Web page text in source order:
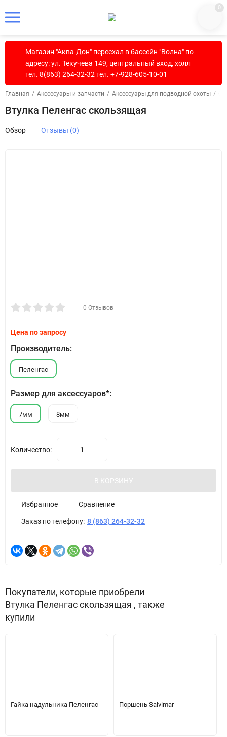
0
Магазин "Аква-Дон" переехал в бассейн "Волна" по
адресу: ул. Текучева 149, центральный вход, холл
тел. 8(863) 264-32-32 тел. +7-928-605-10-01
Главная / Акссесуары и запчасти / Аксессуары для подводной охоты /
Втулка Пеленгас скользящая
Обзор Отзывы (0)
0 Отзывов
Цена по запросу
Производитель:
Пеленгас
Размер для аксессуаров*:
7мм 8мм
Количество:
В КОРЗИНУ
Избранное Сравнение
Заказ по телефону: 8 (863) 264-32-32
Покупатели, которые приобрели
Втулка Пеленгас скользящая , также
купили
Гайка надульника Пеленгас Поршень Salvimar